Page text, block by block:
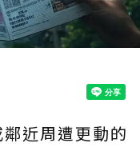
近周遭更動的